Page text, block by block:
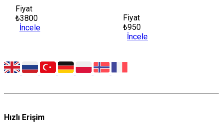
Fiyat
₺3800
İncele
Fiyat
₺950
İncele
Hızlı Erişim